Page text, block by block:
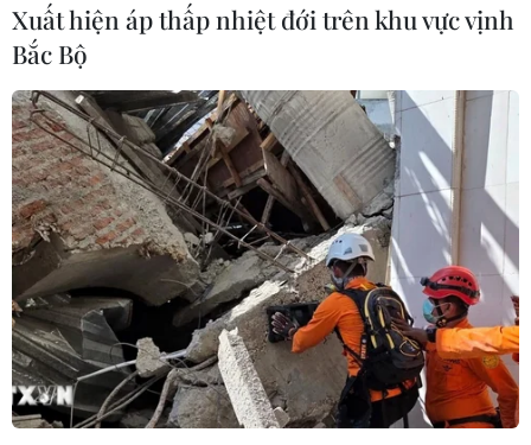
TIN CÙNG CHUYÊN MỤC
Thưởng vượt kế hoạch: động lực còn
thiếu cho doanh nghiệp dẫn dắt
07/08/2026 04:01
Phú Thọ gỡ vướng mắc mặt bằng,
Xuất hiện áp thấp nhiệt đới trên khu vực vịnh
Bắc Bộ